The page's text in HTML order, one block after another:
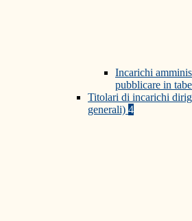
Incarichi
pubblicare in
Titolari di incarichi
generali) 4